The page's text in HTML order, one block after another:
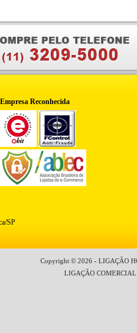
Empresa Reconhecida
SP
Copyright © 2026 - LIGAÇÃO
LIGAÇÃO